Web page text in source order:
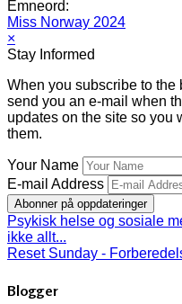
Emneord:
Miss Norway 2024
×
Stay Informed
When you subscribe to the
send you an e-mail when
updates on the site so you
them.
Your Name
E-mail Address
Abonner på oppdateringer
Psykisk helse og sosiale
ikke allt...
Reset Sunday -
Blogger